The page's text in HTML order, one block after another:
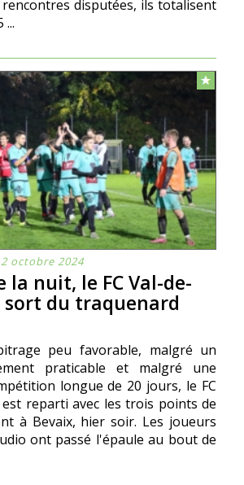
rencontres disputées, ils totalisent
...
octobre 2024
la nuit, le FC Val-de-
sort du traquenard
peu favorable, malgré un
praticable et malgré une
longue de 20 jours, le FC
reparti avec les trois points de
à Bevaix, hier soir. Les joueurs
ont passé l'épaule au bout de